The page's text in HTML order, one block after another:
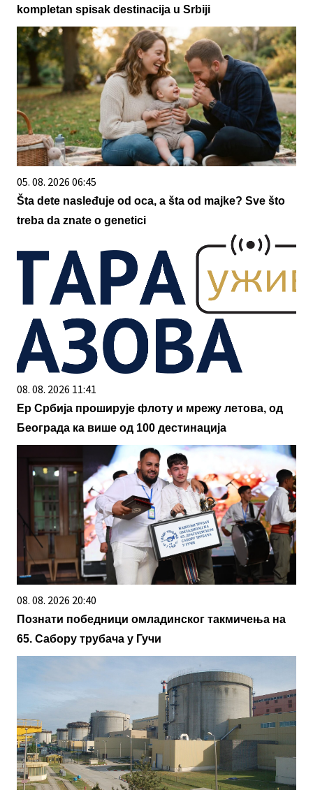
kompletan spisak destinacija u Srbiji
05. 08. 2026 06:45
Šta dete nasleđuje od oca, a šta od majke? Sve što
treba da znate o genetici
08. 08. 2026 11:41
Ер Србија проширује флоту и мрежу летова, од
Београда ка више од 100 дестинација
08. 08. 2026 20:40
Познати победници омладинског такмичења на
65. Сабору трубача у Гучи